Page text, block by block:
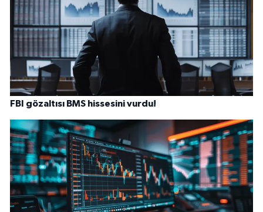
FBI gözaltısı BMS hissesini vurdu!